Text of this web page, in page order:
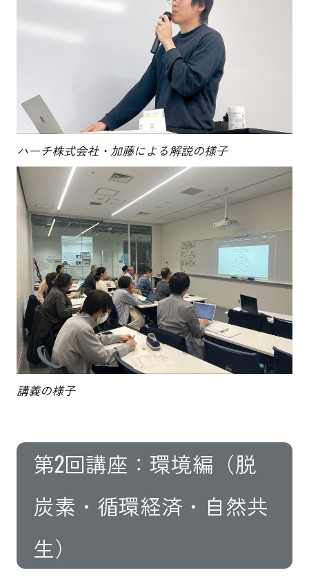
ハーチ株式会社・加藤による解説の様子
講義の様子
第2回講座：環境編（脱
炭素・循環経済・自然共
生）